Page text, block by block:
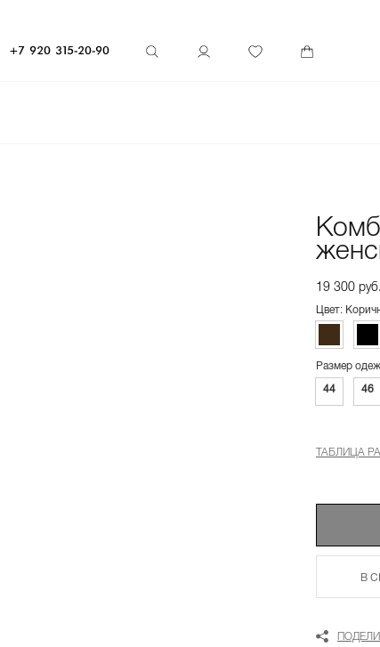
+7 920 315-20-90
19 300
Цвет:
Размер
44
46
ТАБЛИЦА
В